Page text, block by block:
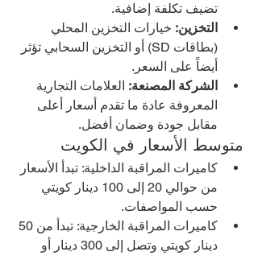
تضيف تكلفة إضافية.
التخزين: خيارات التخزين المحلي
(بطاقات SD) أو التخزين السحابي تؤثر
أيضاً على السعر.
الشركة المصنعة: العلامات التجارية
المعروفة عادة ما تقدم أسعار أعلى
مقابل جودة وضمان أفضل.
متوسط الأسعار في الكويت
كاميرات المراقبة الداخلية: تبدأ الأسعار
من حوالي 20 إلى 100 دينار كويتي
حسب المواصفات.
دينار كويتي وتصل إلى 300 دينار أو